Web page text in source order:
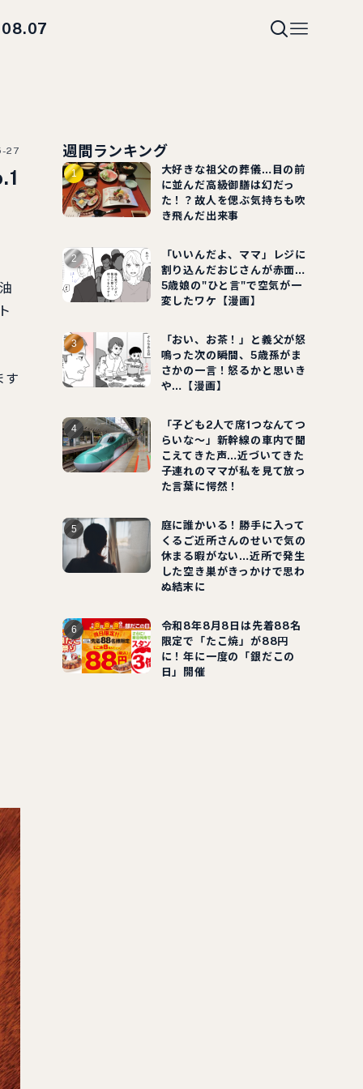
08.07
27
す
週間ランキング
大好きな祖父の葬儀…目の前
に並んだ高級御膳は幻だっ
た！？故人を偲ぶ気持ちも吹
き飛んだ出来事
「いいんだよ、ママ」レジに
割り込んだおじさんが赤面…
5歳娘の"ひと言"で空気が一
変したワケ【漫画】
「おい、お茶！」と義父が怒
鳴った次の瞬間、5歳孫がま
さかの一言！怒るかと思いき
や…【漫画】
「子ども2人で席1つなんてつ
らいな～」新幹線の車内で聞
こえてきた声…近づいてきた
子連れのママが私を見て放っ
た言葉に愕然！
庭に誰かいる！勝手に入って
くるご近所さんのせいで気の
休まる暇がない…近所で発生
した空き巣がきっかけで思わ
ぬ結末に
令和8年8月8日は先着88名
限定で「たこ焼」が88円
に！年に一度の「銀だこの
日」開催